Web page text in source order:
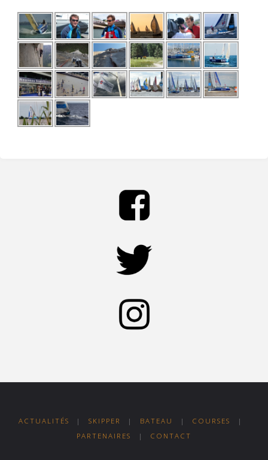
ACTUALITÉS | SKIPPER | BATEAU | COURSES
|
PARTENAIRES
| CONTACT